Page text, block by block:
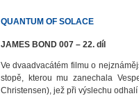
QUANTUM OF SOLACE
JAMES BOND 007 – 22. díl
Ve dvaadvacátém filmu o
stopě, kterou mu zanechala
Christensen), jež při výslechu